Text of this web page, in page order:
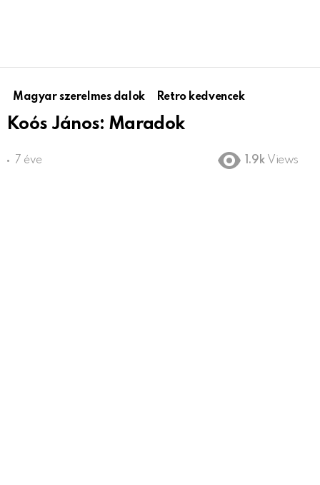
Magyar szerelmes dalok Retro kedvencek
Koós János: Maradok
7 éve 1.9k Views